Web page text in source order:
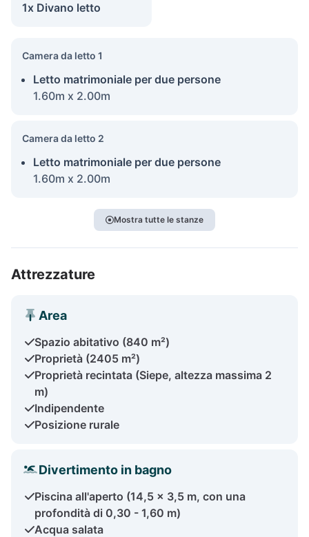
1x Divano letto
Camera da letto 1
Letto matrimoniale per due persone
1.60m x 2.00m
Camera da letto 2
Letto matrimoniale per due persone
1.60m x 2.00m
Mostra tutte le stanze
Attrezzature
Area
Spazio abitativo (840 m²)
Proprietà (2405 m²)
Proprietà recintata (Siepe, altezza massima 2
m)
Indipendente
Posizione rurale
Divertimento in bagno
Piscina all'aperto (14,5 x 3,5 m, con una
profondità di 0,30 - 1,60 m)
Acqua salata